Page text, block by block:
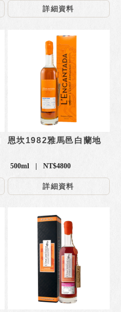
詳細資料
恩坎1982雅馬邑白蘭地
500ml | NT$4800
詳細資料